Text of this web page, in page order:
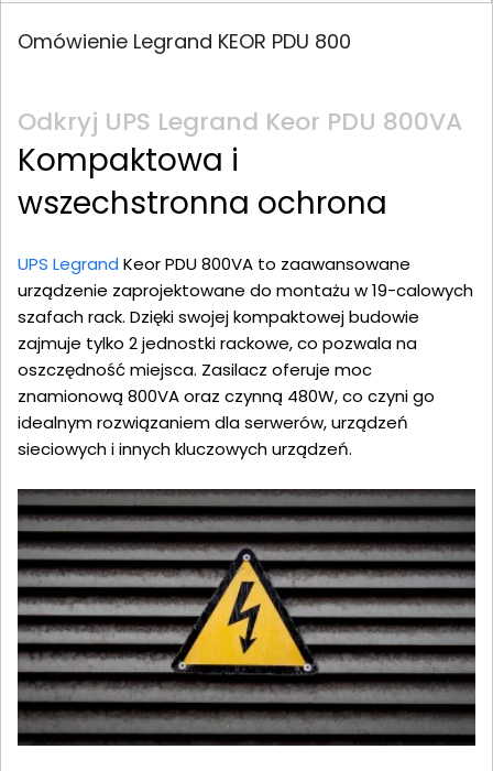
Omówienie Legrand KEOR PDU 800
Odkryj UPS Legrand Keor PDU 800VA
Kompaktowa i
wszechstronna ochrona
UPS Legrand Keor PDU 800VA to zaawansowane
urządzenie zaprojektowane do montażu w 19-calowych
szafach rack. Dzięki swojej kompaktowej budowie
zajmuje tylko 2 jednostki rackowe, co pozwala na
oszczędność miejsca. Zasilacz oferuje moc
znamionową 800VA oraz czynną 480W, co czyni go
idealnym rozwiązaniem dla serwerów, urządzeń
sieciowych i innych kluczowych urządzeń.